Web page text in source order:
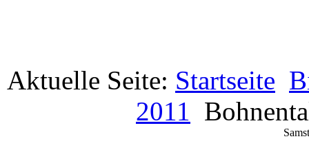
Aktuelle Seite: Startseite
2011